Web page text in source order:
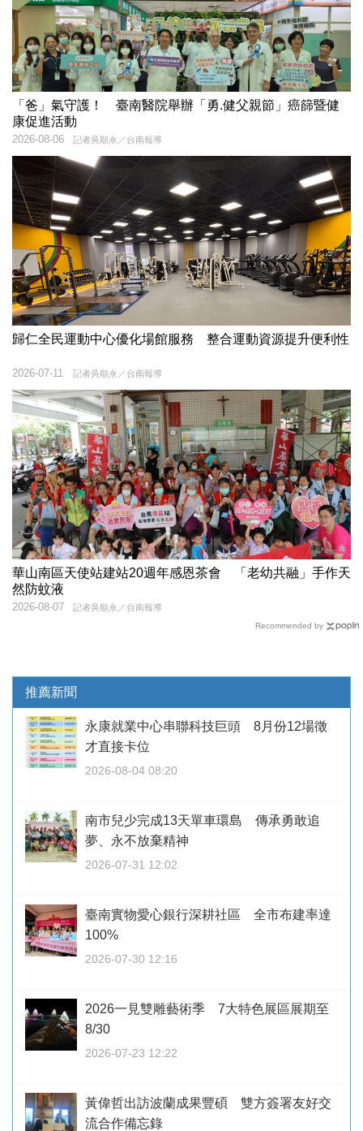
「爸」氣守護！ 臺南醫院舉辦「勇.健父親節」癌篩暨健
康促進活動
記者吳順永／台南報導
2026-08-06
歸仁全民運動中心優化場館服務 整合運動資源提升便利性
記者吳順永／台南報導
2026-07-11
華山南區天使站建站20週年感恩茶會 「老幼共融」手作天
然防蚊液
記者吳順永／台南報導
2026-08-07
Recommended by
推薦新聞
永康就業中心串聯科技巨頭 8月份12場徵
才直接卡位
2026-08-04 08:20
南市兒少完成13天單車環島 傳承勇敢追
夢、永不放棄精神
2026-07-31 12:02
臺南實物愛心銀行深耕社區 全市布建率達
100%
2026-07-30 12:16
2026一見雙雕藝術季 7大特色展區展期至
8/30
2026-07-23 12:22
黃偉哲出訪波蘭成果豐碩 雙方簽署友好交
流合作備忘錄